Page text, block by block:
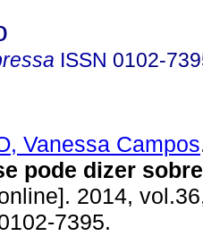
ISSN 0102-
Vanessa Campos
pode dizer
2014,
7395.